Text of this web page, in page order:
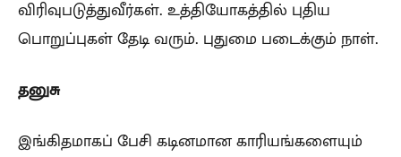
விரிவுபடுத்துவீர்கள். உத்தியோகத்தில் புதிய
பொறுப்புகள் தேடி வரும். புதுமை படைக்கும் நாள்.
தனுசு
இங்கிதமாகப் பேசி கடினமான காரியங்களையும்